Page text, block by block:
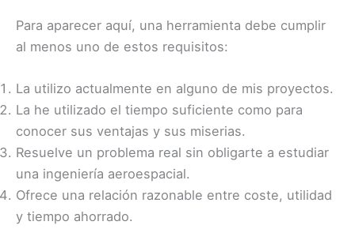
Para aparecer aquí, una herramienta debe cumplir
al menos uno de estos requisitos:
La utilizo actualmente en alguno de mis proyectos.
La he utilizado el tiempo suficiente como para
conocer sus ventajas y sus miserias.
Resuelve un problema real sin obligarte a estudiar
una ingeniería aeroespacial.
Ofrece una relación razonable entre coste, utilidad
y tiempo ahorrado.